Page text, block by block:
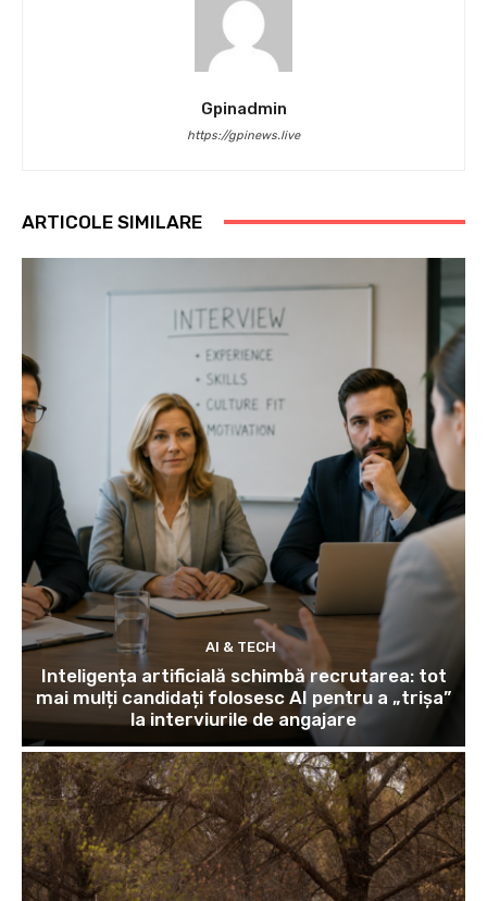
Gpinadmin
https://gpinews.live
ARTICOLE SIMILARE
AI & TECH
Inteligența artificială schimbă recrutarea: tot
mai mulți candidați folosesc AI pentru a „trișa”
la interviurile de angajare